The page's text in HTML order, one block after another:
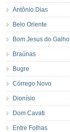
Antônio Dias
Belo Oriente
Bom Jesus do Galho
Braúnas
Bugre
Córrego Novo
Dionísio
Dom Cavati
Entre Folhas